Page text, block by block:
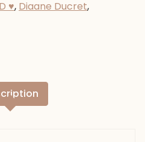
♥, Diaane Ducret,